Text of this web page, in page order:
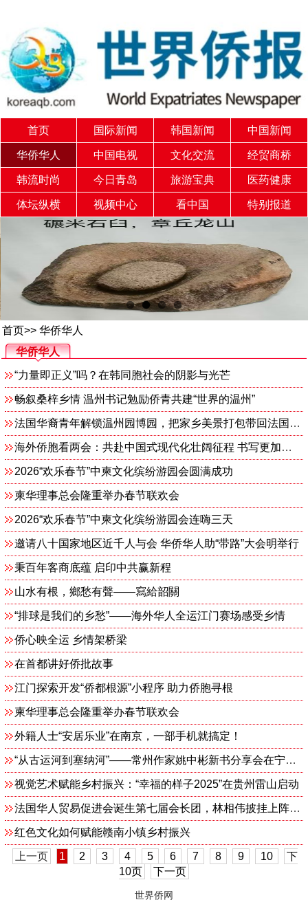
首页 国际新闻 韩国新闻 中国新闻
华侨华人 中国电视 文化交流 经贸商桥
韩流时尚 今日青岛 旅游宝典 医药健康
体坛纵横 视频中心 看中国 特别报道
首页>> 华侨华人
华侨华人
“力量即正义”吗？在韩同胞社会的阴影与光芒
畅叙桑梓乡情 温州书记勉励侨青共建“世界的温州”
法国华裔青年解锁温州园博园，把家乡美景打包带回法国朋友圈
海外侨胞看两会：共赴中国式现代化壮阔征程 书写更加辉煌的时代篇章
2026“欢乐春节”中柬文化缤纷游园会圆满成功
柬华理事总会隆重举办春节联欢会
2026“欢乐春节”中柬文化缤纷游园会连嗨三天
邀请八十国家地区近千人与会 华侨华人助“带路”大会明举行
秉百年客商底蕴 启印中共赢新程
山水有根，鄉愁有聲——寫給韶關
“排球是我们的乡愁”——海外华人全运江门赛场感受乡情
侨心映全运 乡情架桥梁
在首都讲好侨批故事
江门探索开发“侨都根源”小程序 助力侨胞寻根
柬华理事总会隆重举办春节联欢会
外籍人士“安居乐业”在南京，一部手机就搞定！
“从古运河到塞纳河”——常州作家姚中彬新书分享会在宁举行 ...
视觉艺术赋能乡村振兴：“幸福的样子2025”在贵州雷山启动
法国华人贸易促进会诞生第七届会长团，林相伟披挂上阵担任会长
红色文化如何赋能赣南小镇乡村振兴
上一页 1 2 3 4 5 6 7 8 9 10
下
10页
下一页
世界侨网